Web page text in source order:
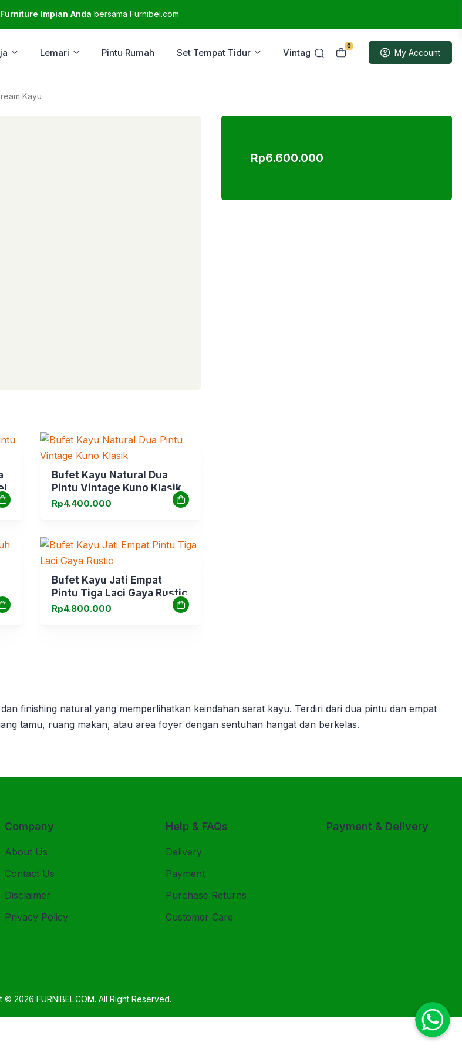
Impian Anda bersama Furnibel.com
0
My Account
Lemari Pintu Rumah Set Tempat Tidur Vintage Sample
Kayu
Bufet Kayu Natural Dua
Pintu Vintage Kuno Klasik
Rp4.400.000
Bufet Kayu Jati Empat
Pintu Tiga Laci Gaya Rustic
Rp4.800.000
Rp6.600.000
finishing natural yang memperlihatkan keindahan serat kayu. Terdiri dari dua pintu dan empat
tamu, ruang makan, atau area foyer dengan sentuhan hangat dan berkelas.
Company
About Us
Contact Us
Disclaimer
Privacy Policy
Help & FAQs
Delivery
Payment
Purchase Returns
Customer Care
Payment & Delivery
© 2026 FURNIBEL.COM. All Right Reserved.